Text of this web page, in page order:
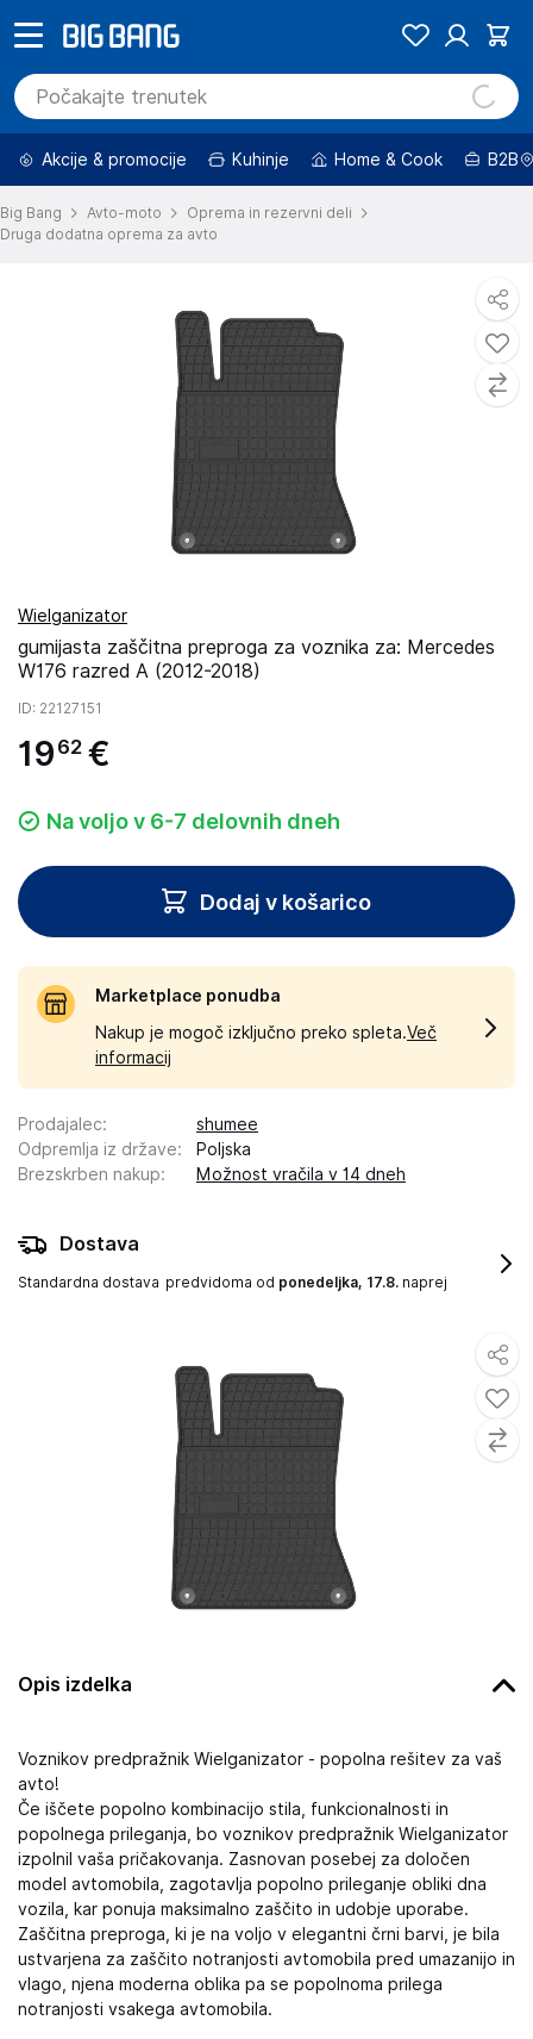
Akcije & promocije Kuhinje Home & Cook B2B
Big Bang Avto-moto
Oprema in rezervni deli
Druga dodatna oprema za avto
Opis izdelka
Voznikov predpražnik Wielganizator - popolna rešitev za vaš
avto!
Če iščete popolno kombinacijo stila, funkcionalnosti in
popolnega prileganja, bo voznikov predpražnik Wielganizator
izpolnil vaša pričakovanja. Zasnovan posebej za določen
model avtomobila, zagotavlja popolno prileganje obliki dna
vozila, kar ponuja maksimalno zaščito in udobje uporabe.
Zaščitna preproga, ki je na voljo v elegantni črni barvi, je bila
ustvarjena za zaščito notranjosti avtomobila pred umazanijo in
vlago, njena moderna oblika pa se popolnoma prilega
notranjosti vsakega avtomobila.
Wielganizator
gumijasta zaščitna preproga za voznika za: Mercedes
W176 razred A (2012-2018)
ID: 22127151
19 62 €
Na voljo v 6-7 delovnih dneh
Dodaj v košarico
Marketplace ponudba
Nakup je mogoč izključno preko spleta.Več
informacij
Prodajalec:
shumee
Odpremlja iz države:
Poljska
Brezskrben nakup: Možnost vračila v 14 dneh
Dostava
Standardna dostava predvidoma od ponedeljka, 17.8. naprej